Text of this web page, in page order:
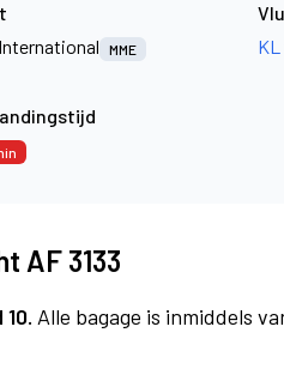
MME
KL
AF 3133
Alle bagage is inmiddels